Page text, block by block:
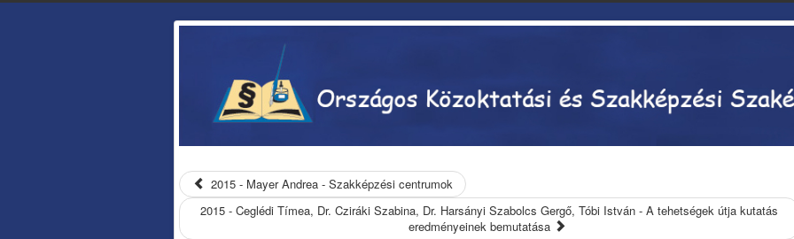
2015 - Mayer Andrea - Szakképzési centrumok
2015 - Ceglédi Tímea, Dr. Cziráki Szabina, Dr. Harsányi Szabolcs Gergő, Tóbi István - A tehetségek útja kutatás
eredményeinek bemutatása